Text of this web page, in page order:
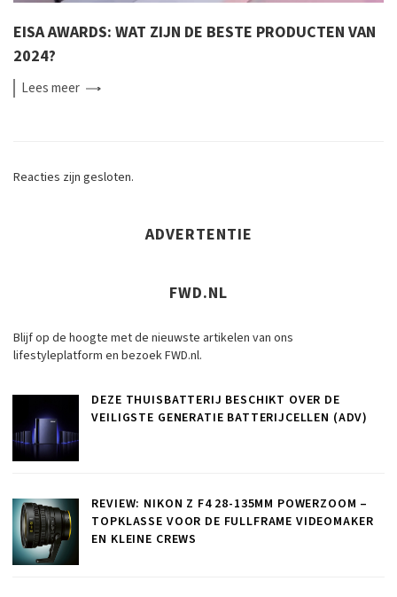
EISA AWARDS: WAT ZIJN DE BESTE PRODUCTEN VAN
2024?
Leesmeer
Reacties zijn gesloten.
ADVERTENTIE
FWD.NL
Blijf op de hoogte met de nieuwste artikelen van ons
lifestyleplatform en bezoek FWD.nl.
DEZE THUISBATTERIJ BESCHIKT OVER DE
VEILIGSTE GENERATIE BATTERIJCELLEN (ADV)
REVIEW: NIKON Z F4 28-135MM POWERZOOM –
TOPKLASSE VOOR DE FULLFRAME VIDEOMAKER
EN KLEINE CREWS